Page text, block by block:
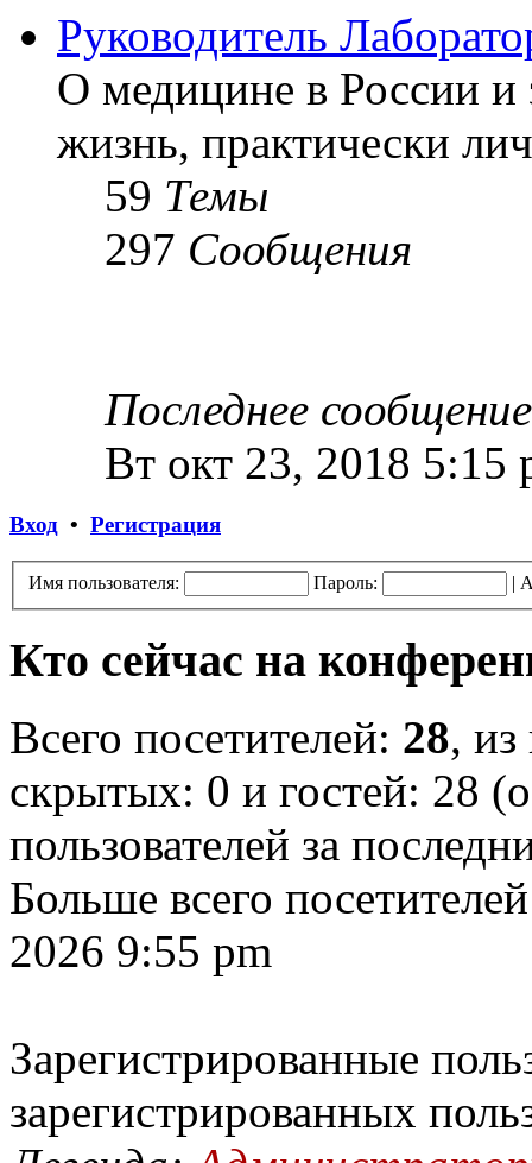
Руководитель
О медицине в России и
жизнь, практически
59 Темы
297 Сообщения
Последнее сообщение
Вт окт 23, 2018 5:15
Вход • Регистрация
Имя пользователя: Пароль: |
Кто сейчас на
Всего посетителей: 28, из
скрытых: 0 и гостей: 28
пользователей за
Больше всего
2026 9:55 pm
Зарегистрированные
зарегистрированных